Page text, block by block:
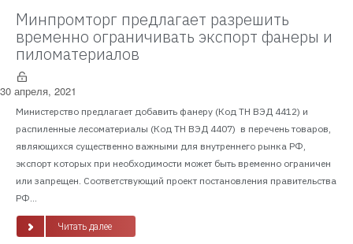
Минпромторг предлагает разрешить
временно ограничивать экспорт фанеры и
пиломатериалов
30 апреля, 2021
Министерство предлагает добавить фанеру (Код ТН ВЭД 4412) и
распиленные лесоматериалы (Код ТН ВЭД 4407) в перечень товаров,
являющихся существенно важными для внутреннего рынка РФ,
экспорт которых при необходимости может быть временно ограничен
или запрещен. Соответствующий проект постановления правительства
РФ...
Читать далее